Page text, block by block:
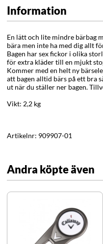
Information
En lätt och lite mindre bärbag
bära men inte ha med dig allt
Bagen har sex fickor i olika
för extra kläder till en mjukt
Kommer med en helt ny
att bagen alltid bärs på ett bra
ut när du ställer ner bagen.
Vikt: 2,2 kg
Artikelnr: 909907-01
Andra köpte även